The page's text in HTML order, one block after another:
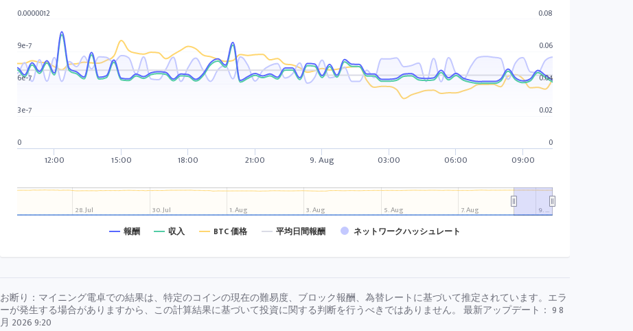
報酬 収入 BTC 価格 平均日間報酬 ネットワークハッシュレート
12:00 15:00 18:00 21:00 9. Aug 03:00 06:00 09:00
28. Jul 30. Jul 1. Aug 3. Aug 5. Aug 7. Aug 9. …
0
3e-7
6e-7
9e-7
0.0000012
0
0.02
0.04
0.06
0.08
お断り：マイニング電卓での結果は、特定のコインの現在の難易度、ブロック報酬、為替レートに基づいて推定されています。エラ
ーが発生する場合がありますから、この計算結果に基づいて投資に関する判断を行うべきではありません。 最新アップデート： 9 8
月 2026 9:20